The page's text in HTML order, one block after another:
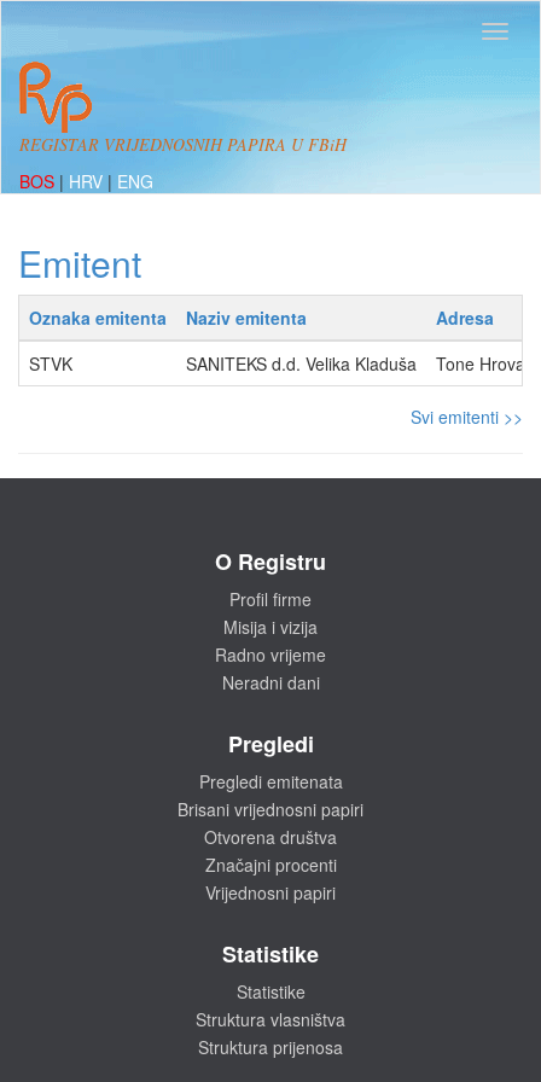
REGISTAR VRIJEDNOSNIH PAPIRA U FBiH
BOS | HRV | ENG
Emitent
Oznaka emitenta Naziv emitenta
Adresa
STVK
SANITEKS d.d. Velika Kladuša Tone
Svi emitenti >>
O Registru
Profil firme
Misija i vizija
Radno vrijeme
Neradni dani
Pregledi
Pregledi emitenata
Brisani vrijednosni papiri
Otvorena društva
Značajni procenti
Vrijednosni papiri
Statistike
Statistike
Struktura vlasništva
Struktura prijenosa